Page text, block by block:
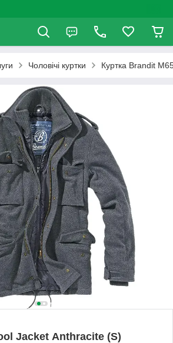
Чоловічі куртки Куртка Brandit
Jacket Anthracite (S)